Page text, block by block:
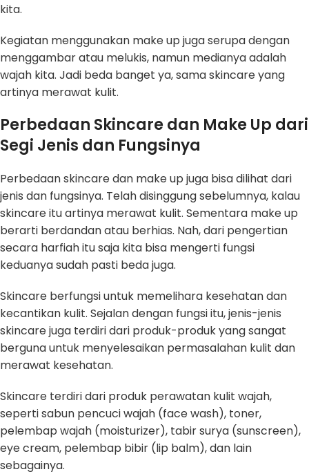
kita.
Kegiatan menggunakan make up juga serupa dengan
menggambar atau melukis, namun medianya adalah
wajah kita. Jadi beda banget ya, sama skincare yang
artinya merawat kulit.
Perbedaan Skincare dan Make Up dari
Segi Jenis dan Fungsinya
Perbedaan skincare dan make up juga bisa dilihat dari
jenis dan fungsinya. Telah disinggung sebelumnya, kalau
skincare itu artinya merawat kulit. Sementara make up
berarti berdandan atau berhias. Nah, dari pengertian
secara harfiah itu saja kita bisa mengerti fungsi
keduanya sudah pasti beda juga.
Skincare berfungsi untuk memelihara kesehatan dan
kecantikan kulit. Sejalan dengan fungsi itu, jenis-jenis
skincare juga terdiri dari produk-produk yang sangat
berguna untuk menyelesaikan permasalahan kulit dan
merawat kesehatan.
Skincare terdiri dari produk perawatan kulit wajah,
seperti sabun pencuci wajah (face wash), toner,
pelembap wajah (moisturizer), tabir surya (sunscreen),
eye cream, pelembap bibir (lip balm), dan lain
sebagainya.